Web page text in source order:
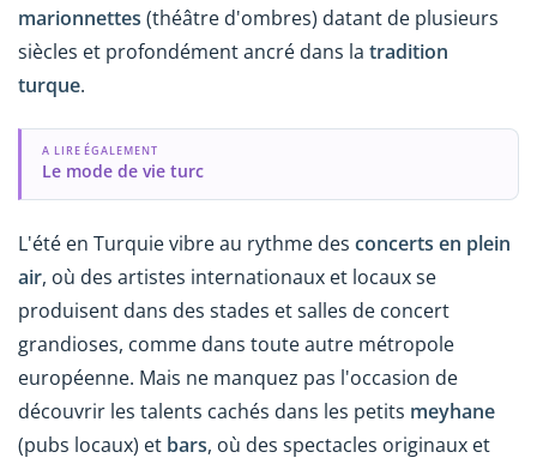
marionnettes (théâtre d'ombres) datant de plusieurs
siècles et profondément ancré dans la tradition
turque.
A LIRE ÉGALEMENT
Le mode de vie turc
L'été en Turquie vibre au rythme des concerts en plein
air, où des artistes internationaux et locaux se
produisent dans des stades et salles de concert
grandioses, comme dans toute autre métropole
européenne. Mais ne manquez pas l'occasion de
découvrir les talents cachés dans les petits meyhane
(pubs locaux) et bars, où des spectacles originaux et